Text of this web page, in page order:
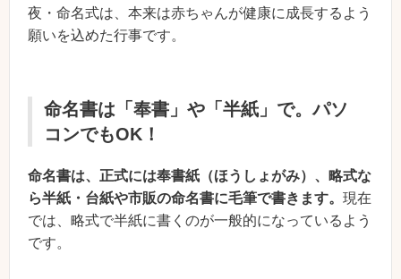
夜・命名式は、本来は赤ちゃんが健康に成長するよう
願いを込めた行事です。
命名書は「奉書」や「半紙」で。パソ
コンでもOK！
命名書は、正式には奉書紙（ほうしょがみ）、略式な
ら半紙・台紙や市販の命名書に毛筆で書きます。 現在
では、略式で半紙に書くのが一般的になっているよう
です。